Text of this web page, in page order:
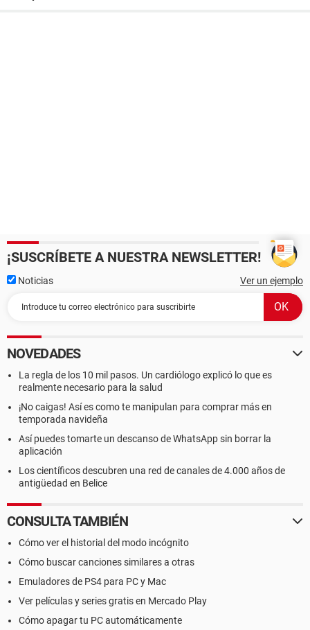
¡SUSCRÍBETE A NUESTRA NEWSLETTER!
Noticias Ver un ejemplo
NOVEDADES
La regla de los 10 mil pasos. Un cardiólogo explicó lo que es
realmente necesario para la salud
¡No caigas! Así es como te manipulan para comprar más en
temporada navideña
Así puedes tomarte un descanso de WhatsApp sin borrar la
aplicación
Los científicos descubren una red de canales de 4.000 años de
antigüedad en Belice
CONSULTA TAMBIÉN
Cómo ver el historial del modo incógnito
Cómo buscar canciones similares a otras
Emuladores de PS4 para PC y Mac
Ver películas y series gratis en Mercado Play
Cómo apagar tu PC automáticamente